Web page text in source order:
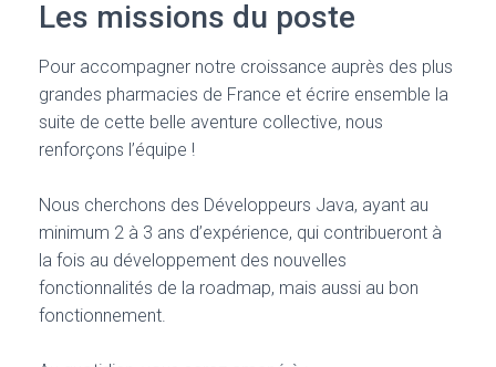
Les missions du poste
Pour accompagner notre croissance auprès des plus
grandes pharmacies de France et écrire ensemble la
suite de cette belle aventure collective, nous
renforçons l’équipe !
Nous cherchons des Développeurs Java, ayant au
minimum 2 à 3 ans d’expérience, qui contribueront à
la fois au développement des nouvelles
fonctionnalités de la roadmap, mais aussi au bon
fonctionnement.